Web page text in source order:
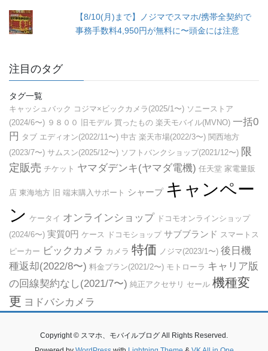
【8/10(月)まで】ノジマでスマホ/携帯全契約で
事務手数料4,950円が無料に〜頭金には注意
注目のタグ
タグ一覧
キャッシュバック コジマ×ビックカメラ(2025/1〜) ソニーストア
(2024/6〜) ９８００ 旧モデル 買ったもの 楽天モバイル(MVNO) 一括0
円 タブ エディオン(2022/11〜) 中古 楽天市場(2022/3〜) 関西地方
(2023/7〜) サムスン(2025/12〜) ソフトバンクショップ(2021/12〜) 限
定販売 チケット ヤマダデンキ(ヤマダ電機) 任天堂 家電量販
店 東海地方 旧 端末購入サポート シャープ キャンペー
ン ケータイ オンラインショップ ドコモオンラインショップ
(2024/6〜) 実質0円 ケース ドコモショップ サブブランド スマートス
ピーカー ビックカメラ カメラ 特価 ノジマ(2023/1〜) 後日機
種返却(2022/8〜) 料金プラン(2021/2〜) モトローラ キャリア版
の回線契約なし(2021/7〜) 純正アクセサリ セール 機種変
更 ヨドバシカメラ
Copyright © スマホ、モバイルブログ All Rights Reserved.